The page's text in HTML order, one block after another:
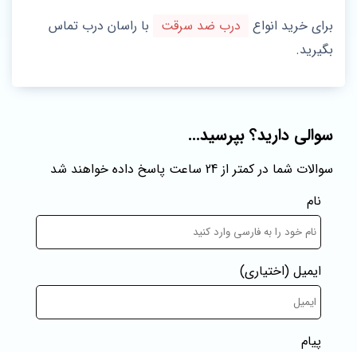
برای خرید انواع
درب ضد سرقت
با راسان درب تماس
بگیرید.
سوالی دارید؟ بپرسید...
سوالات شما در کمتر از 24 ساعت پاسخ داده خواهند شد
نام
ایمیل (اختیاری)
پیام